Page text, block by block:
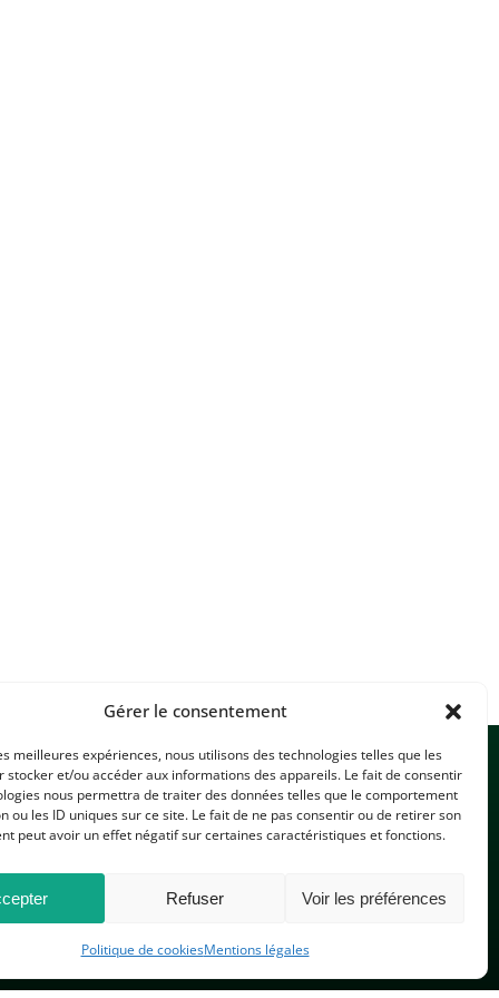
Gérer le consentement
meilleures expériences, nous utilisons des technologies telles que les
stocker et/ou accéder aux informations des appareils. Le fait de consentir
nous permettra de traiter des données telles que le comportement
ou les ID uniques sur ce site. Le fait de ne pas consentir ou de retirer son
peut avoir un effet négatif sur certaines caractéristiques et fonctions.
Refuser Voir les préférences
Politique de cookiesMentions légales
CONTACTEZ-NOUS